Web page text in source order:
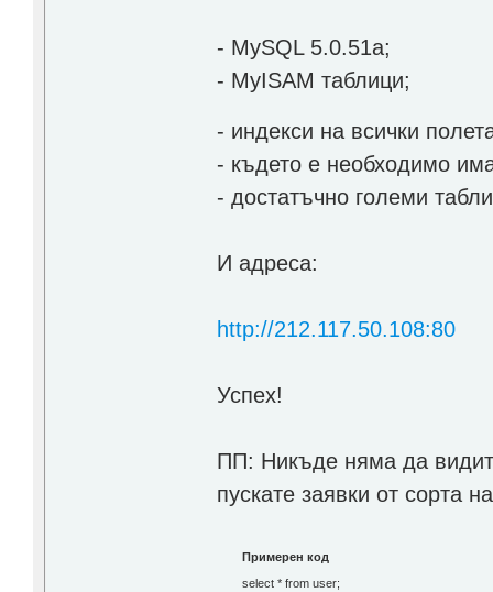
- MySQL 5.0.51a;
- MyISAM таблици;
- индекси на всички
- където е необходимо
- достатъчно големи
И адреса:
http://212.117.50.108:80
Успех!
ПП: Никъде няма да
пускате заявки от сорта
Примерен код
select * from user;